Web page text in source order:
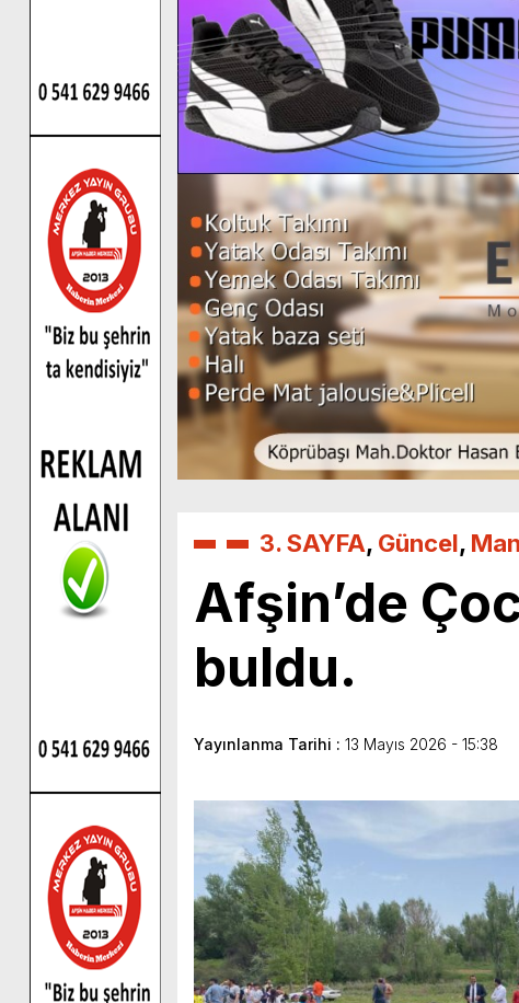
3. SAYFA, Güncel,
Afşin’de
buldu.
Yayınlanma Tarihi : 13 Mayıs 2026 - 15:38